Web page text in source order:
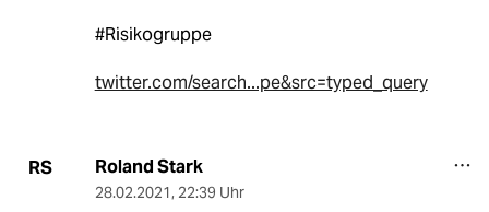
#Risikogruppe
twitter.com/search...pe&src=typed_query
RS Roland Stark
28.02.2021, 22:39 Uhr